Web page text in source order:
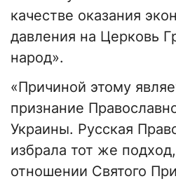
качестве оказания
давления на Церковь
народ».
«Причиной этому
признание
Украины. Русская
избрала тот же
отношении Святого